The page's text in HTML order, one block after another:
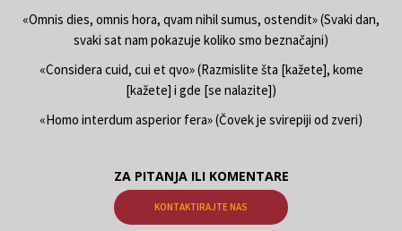
«Omnis dies, omnis hora, qvam nihil sumus, ostendit» (Svaki dan,
svaki sat nam pokazuje koliko smo beznačajni)
«Considera cuid, cui et qvo» (Razmislite šta [kažete], kome
[kažete] i gde [se nalazite])
«Homo interdum asperior fera» (Čovek je svirepiji od zveri)
ZA PITANJA ILI KOMENTARE
KONTAKTIRAJTE NAS